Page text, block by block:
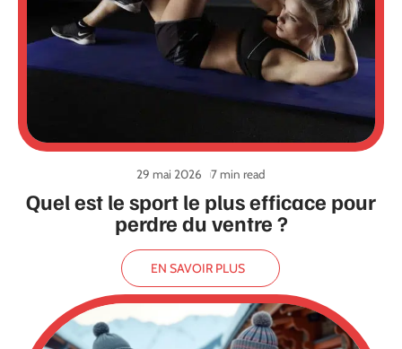
Quel est le sport le plus efficace pour
perdre du ventre ?
29 mai 2026 7 min read
EN SAVOIR PLUS